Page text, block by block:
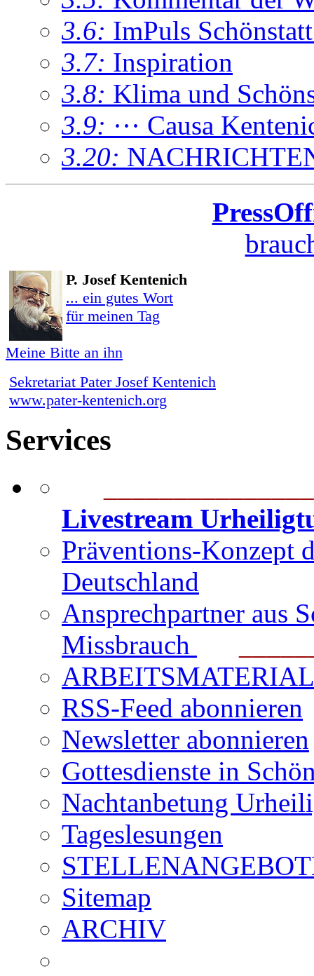
3.6: ImPuls
3.7: Inspiration
3.8: Klima und
3.9: ··· Causa
3.20:
P. Josef Kentenich
... ein gutes Wort
für meinen Tag
Meine Bitte an ihn
Sekretariat Pater Josef Kentenich
www.pater-kentenich.org
Services
Livestream
Präventions-Konzept
Deutschland
Ansprechpartner aus
Missbrauch
ARBEITSMATERIAL
RSS-Feed abonnieren
Newsletter abonnieren
Gottesdienste in
Nachtanbetung
Tageslesungen
Sitemap
ARCHIV